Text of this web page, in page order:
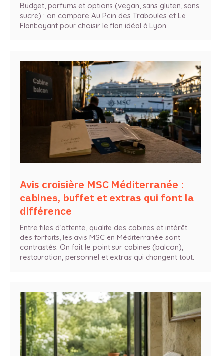
Budget, parfums et options (vegan, sans gluten, sans
sucre) : on compare Au Pain des Traboules et Le
Flanboyant pour choisir le flan idéal à Lyon.
Avis croisière MSC Méditerranée :
cabines, buffet et extras qui font la
différence
Entre files d’attente, qualité des cabines et intérêt
des forfaits, les avis MSC en Méditerranée sont
contrastés. On fait le point sur cabines (balcon),
restauration, personnel et extras qui changent tout.